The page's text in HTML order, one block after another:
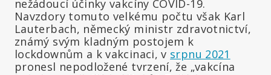
nežádoucí účinky vakcíny COVID-19.
Navzdory tomuto velkému počtu však Karl
Lauterbach, německý ministr zdravotnictví,
známý svým kladným postojem k
lockdownům a k vakcinaci, v srpnu 2021
pronesl nepodložené tvrzení, že „vakcína